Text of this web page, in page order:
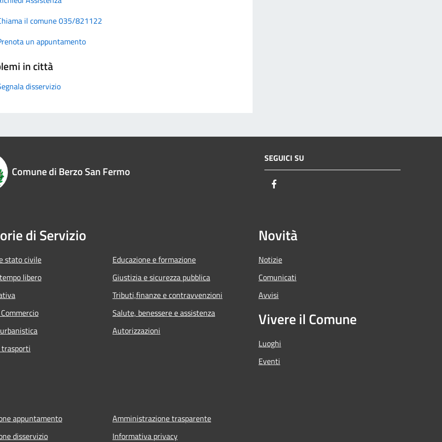
il comune 035/821122
un appuntamento
in città
disservizio
Comune di Berzo San Fermo
SEGUICI SU
di Servizio
stato civile
libero
Educazione e formazione
Giustizia e sicurezza pubblica
Tributi,finanze e contravvenzioni
Salute, benessere e assistenza
Autorizzazioni
Novità
Notizie
Comunicati
Avvisi
Vivere il Comune
Luoghi
Eventi
appuntamento
disservizio
Amministrazione trasparente
Informativa privacy